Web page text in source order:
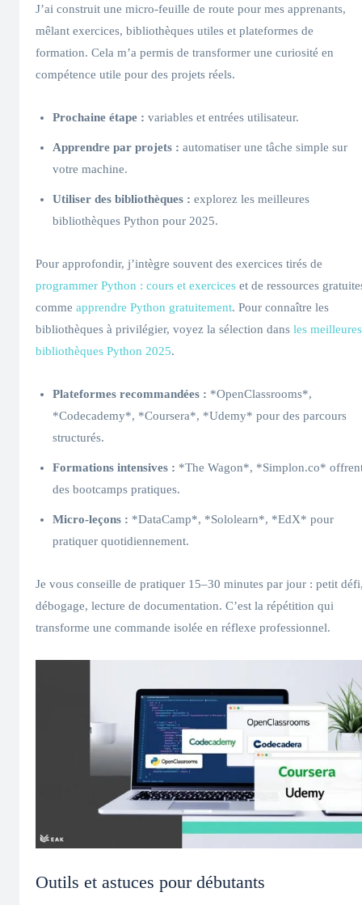
J’ai construit une micro-feuille de route pour mes apprenants,
mêlant exercices, bibliothèques utiles et plateformes de
formation. Cela m’a permis de transformer une curiosité en
compétence utile pour des projets réels.
Prochaine étape : variables et entrées utilisateur.
Apprendre par projets : automatiser une tâche simple sur
votre machine.
Utiliser des bibliothèques : explorez les meilleures
bibliothèques Python pour 2025.
Pour approfondir, j’intègre souvent des exercices tirés de
programmer Python : cours et exercices et de ressources
comme apprendre Python gratuitement. Pour connaître les
bibliothèques à privilégier, voyez la sélection dans les meilleures
bibliothèques Python 2025.
Plateformes recommandées : *OpenClassrooms*,
*Codecademy*, *Coursera*, *Udemy* pour des parcours
structurés.
Formations intensives : *The Wagon*, *Simplon.co*
des bootcamps pratiques.
Micro-leçons : *DataCamp*, *Sololearn*, *EdX* pour
pratiquer quotidiennement.
Je vous conseille de pratiquer 15–30 minutes par jour : petit
débogage, lecture de documentation. C’est la répétition qui
transforme une commande isolée en réflexe professionnel.
Outils et astuces pour débutants